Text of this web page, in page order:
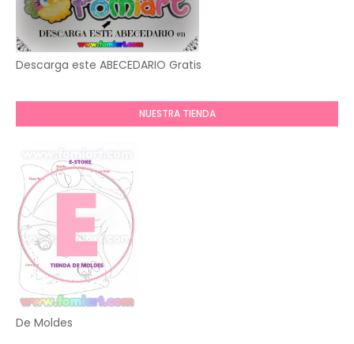
Descarga este ABECEDARIO Gratis
NUESTRA TIENDA
De Moldes